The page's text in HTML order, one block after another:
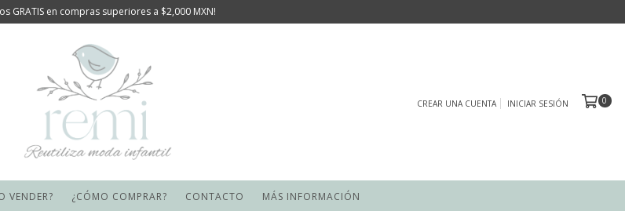
GRATIS en compras superiores a $2,000 MXN!
CREAR UNA CUENTA INICIAR SESIÓN 0
VENDER? ¿CÓMO COMPRAR? CONTACTO MÁS INFORMACIÓN